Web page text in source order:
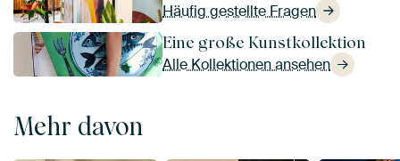
Häufig gestellte Fragen
Eine große Kunstkollektion
Alle Kollektionen ansehen
Mehr davon